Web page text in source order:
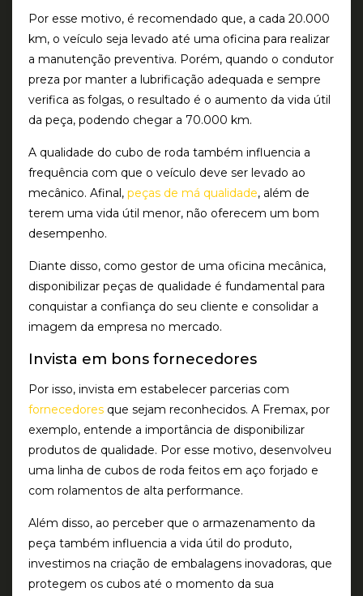
Por esse motivo, é recomendado que, a cada 20.000
km, o veículo seja levado até uma oficina para realizar
a manutenção preventiva. Porém, quando o condutor
preza por manter a lubrificação adequada e sempre
verifica as folgas, o resultado é o aumento da vida útil
da peça, podendo chegar a 70.000 km.
A qualidade do cubo de roda também influencia a
frequência com que o veículo deve ser levado ao
mecânico. Afinal, peças de má qualidade, além de
terem uma vida útil menor, não oferecem um bom
desempenho.
Diante disso, como gestor de uma oficina mecânica,
disponibilizar peças de qualidade é fundamental para
conquistar a confiança do seu cliente e consolidar a
imagem da empresa no mercado.
Invista em bons fornecedores
Por isso, invista em estabelecer parcerias com
fornecedores que sejam reconhecidos. A Fremax, por
exemplo, entende a importância de disponibilizar
produtos de qualidade. Por esse motivo, desenvolveu
uma linha de cubos de roda feitos em aço forjado e
com rolamentos de alta performance.
Além disso, ao perceber que o armazenamento da
peça também influencia a vida útil do produto,
investimos na criação de embalagens inovadoras, que
protegem os cubos até o momento da sua